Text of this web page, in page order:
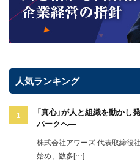
人気ランキング
「真心」が人と組織を動か
パークへ―
株式会社アワーズ 代表取締役
始め、数多[…]